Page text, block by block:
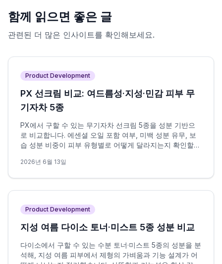
함께 읽으면 좋은 글
관련된 더 많은 인사이트를 확인해보세요.
Product Development
PX 선크림 비교: 여드름성·지성·민감 피부 무
기자차 5종
PX에서 구할 수 있는 무기자차 선크림 5종을 성분 기반으
로 비교합니다. 에센셜 오일 포함 여부, 미백 성분 유무, 보
습 성분 비중이 피부 유형별로 어떻게 달라지는지 확인할
2026년 6월 13일
Product Development
지성 여름 다이소 토너·미스트 5종 성분 비교
다이소에서 구할 수 있는 수분 토너·미스트 5종의 성분을 분
석해, 지성 여름 피부에서 제형의 가벼움과 기능 설계가 어